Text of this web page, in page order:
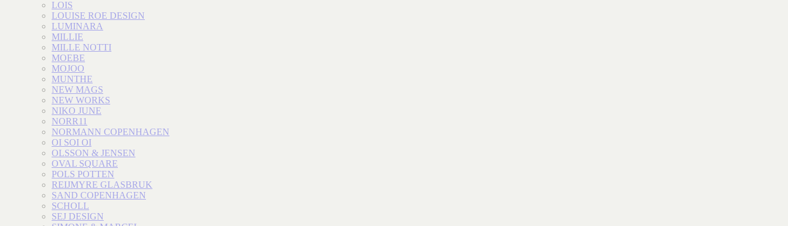
LOIS
LOUISE ROE DESIGN
LUMINARA
MILLIE
MILLE NOTTI
MOEBE
MOJOO
MUNTHE
NEW MAGS
NEW WORKS
NIKO JUNE
NORR11
NORMANN COPENHAGEN
OI SOI OI
OLSSON & JENSEN
OVAL SQUARE
POLS POTTEN
REIJMYRE GLASBRUK
SAND COPENHAGEN
SCHOLL
SEJ DESIGN